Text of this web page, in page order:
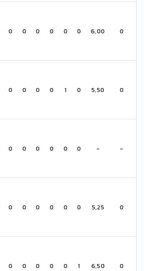
0 0 0 0 0 0 6,00 0
0 0 0 0 1 0 5,50 0
0 0 0 0 0 0 - -
0 0 0 0 0 0 5,25 0
0 0 0 0 0 1 6,50 0